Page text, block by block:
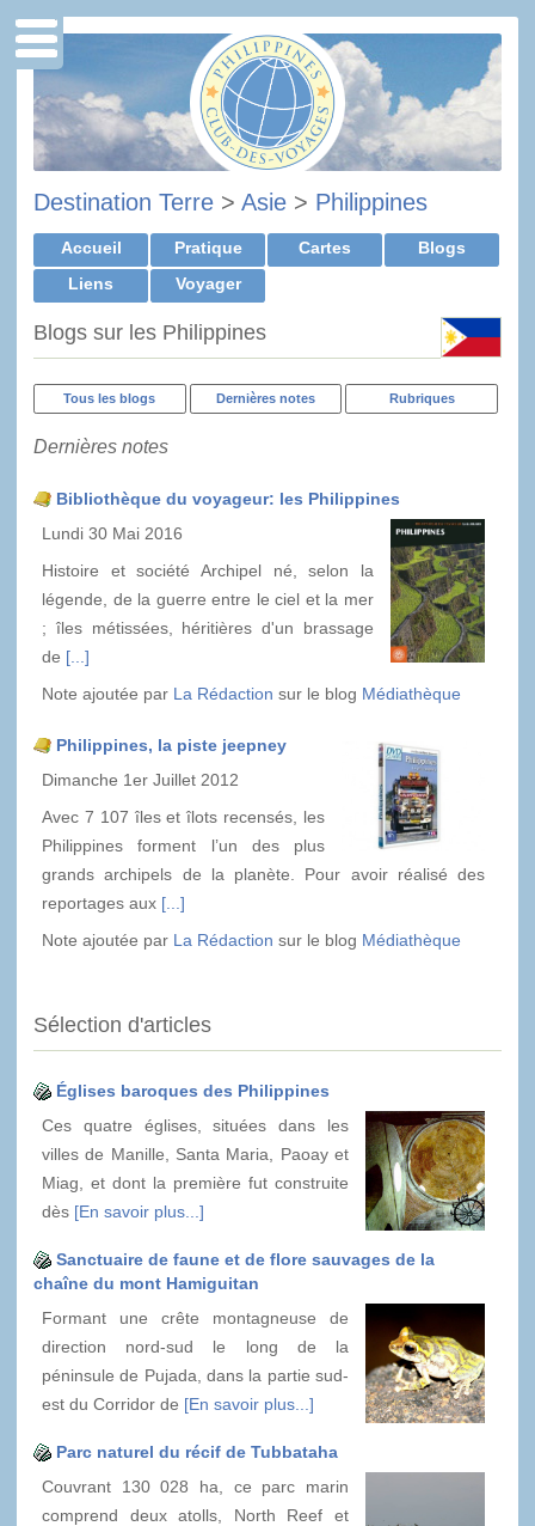
Destination Terre > Asie > Philippines
Accueil Pratique Cartes
Blogs
Liens
Voyager
Blogs sur les Philippines
Tous les blogs Dernières notes Rubriques
Dernières notes
Bibliothèque du voyageur: les Philippines
Lundi 30 Mai 2016
Histoire et société Archipel né, selon la
légende, de la guerre entre le ciel et la mer
; îles métissées, héritières d'un brassage
de [...]
Note ajoutée par La Rédaction sur le blog Médiathèque
Philippines, la piste jeepney
Dimanche 1er Juillet 2012
Avec 7 107 îles et îlots recensés, les
Philippines forment l’un des plus
grands archipels de la planète. Pour avoir réalisé des
reportages aux [...]
Note ajoutée par La Rédaction sur le blog Médiathèque
Sélection d'articles
Églises baroques des Philippines
Ces quatre églises, situées dans les
villes de Manille, Santa Maria, Paoay et
Miag, et dont la première fut construite
dès [En savoir plus...]
Sanctuaire de faune et de flore sauvages de la
chaîne du mont Hamiguitan
Formant une crête montagneuse de
direction nord-sud le long de la
péninsule de Pujada, dans la partie sud-
est du Corridor de [En savoir plus...]
Parc naturel du récif de Tubbataha
Couvrant 130 028 ha, ce parc marin
comprend deux atolls, North Reef et